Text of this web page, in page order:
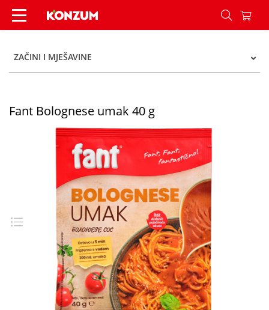
Fant Bolognese umak 40 g - Konzum
ZAČINI I MJEŠAVINE
Fant Bolognese umak 40 g